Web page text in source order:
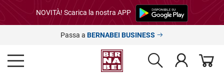
NOVITÀ! Scarica la nostra APP
Passa a BERNABEI BUSINESS